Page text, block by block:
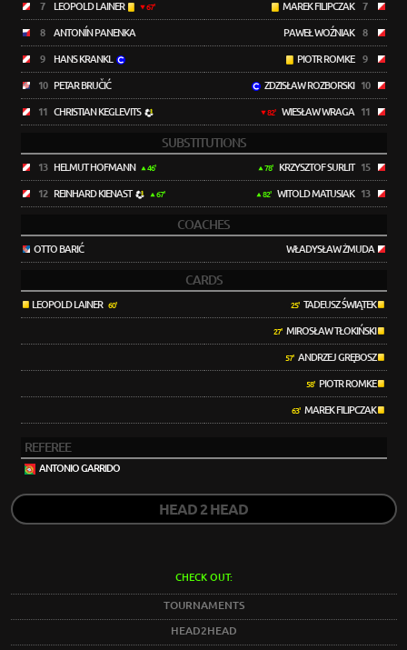
7 LEOPOLD LAINER 67'
8 ANTONÍN PANENKA
9 HANS KRANKL
10 PETAR BRUČIĆ
11 CHRISTIAN KEGLEVITS
MAREK FILIPCZAK 7
PAWEŁ WOŹNIAK 8
PIOTR ROMKE 9
ZDZISŁAW ROZBORSKI 10
82' WIESŁAW WRAGA 11
SUBSTITUTIONS
13 HELMUT HOFMANN 46'
12 REINHARD KIENAST 67'
78' KRZYSZTOF SURLIT 15
82' WITOLD MATUSIAK 13
COACHES
OTTO BARIĆ WŁADYSŁAW ŻMUDA
CARDS
LEOPOLD LAINER 60' 25'TADEUSZ ŚWIĄTEK
27'MIROSŁAW TŁOKIŃSKI
57'ANDRZEJ GRĘBOSZ
58'PIOTR ROMKE
63'MAREK FILIPCZAK
REFEREE
ANTONIO GARRIDO
HEAD 2 HEAD
CHECK OUT:
TOURNAMENTS
HEAD2HEAD